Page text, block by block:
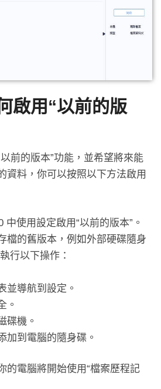
啟用“以前的版
前的版本”功能，並希望將來能
資料，你可以按照以下方法啟用
使用設定啟用“以前的版本”。
檔的舊版本，例如外部硬碟隨身
行以下操作：
並導航到設定。
。
碟機。
加到電腦的隨身碟。
的電腦將開始使用“檔案歷程記